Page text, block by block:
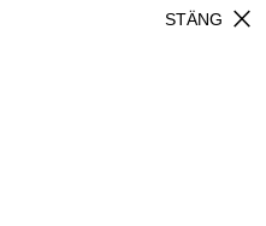
close
STÄNG